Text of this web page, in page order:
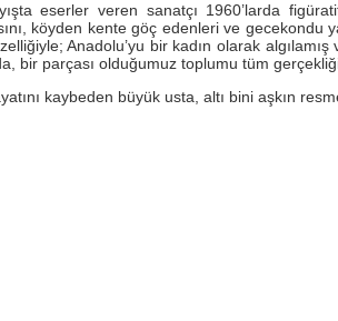
eserler veren sanatçı 1960’larda
köyden kente göç edenleri ve gecekondu
Anadolu’yu bir kadın olarak
bir parçası olduğumuz toplumu tüm
kaybeden büyük usta, altı bini aşkın